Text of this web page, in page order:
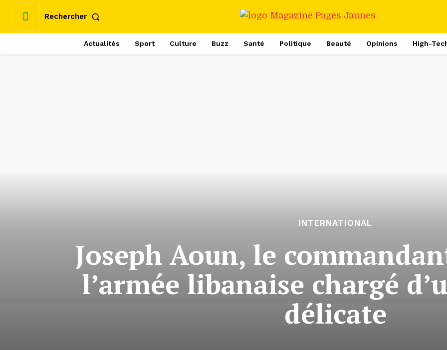
Rechercher
Actualités Sport Culture Buzz Santé Politique Beauté Opinions High-
INTERNATIONAL
Joseph Aoun, le
l’armée libanaise chargé
délicate